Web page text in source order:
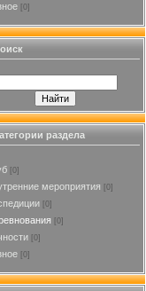
[0]
раздела
[0]
мероприятия [0]
[0]
[0]
[0]
[0]